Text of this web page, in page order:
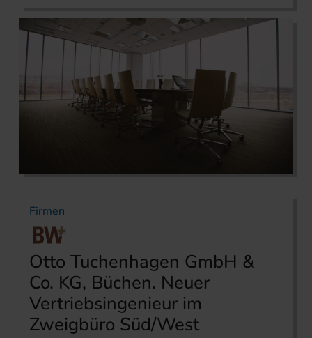
Firmen
Otto Tuchenhagen GmbH &
Co. KG, Büchen. Neuer
Vertriebsingenieur im
Zweigbüro Süd/West